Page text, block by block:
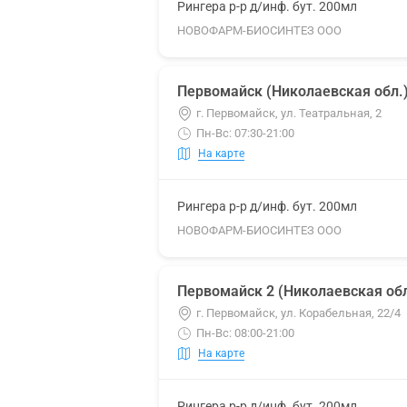
Рингера р-р д/инф. бут. 200мл
НОВОФАРМ-БИОСИНТЕЗ ООО
Первомайск (Николаевская
г. Первомайск, ул. Театральная, 2
Пн-Вс: 07:30-21:00
На карте
Рингера р-р д/инф. бут. 200мл
НОВОФАРМ-БИОСИНТЕЗ ООО
Первомайск 2 (Николаевская
г. Первомайск, ул. Корабельная, 22/4
Пн-Вс: 08:00-21:00
На карте